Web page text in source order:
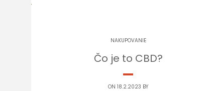
NAKUPOVANIE
Čo je to CBD?
ON 18.2.2023 BY